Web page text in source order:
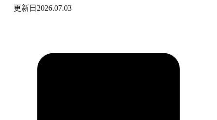
更新日 2026.07.03